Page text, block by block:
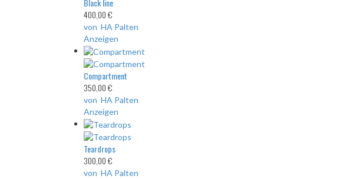
Black line
400,00 €
von HA Palten
Anzeigen
Compartment
350,00 €
von HA Palten
Anzeigen
Teardrops
300,00 €
von HA Palten